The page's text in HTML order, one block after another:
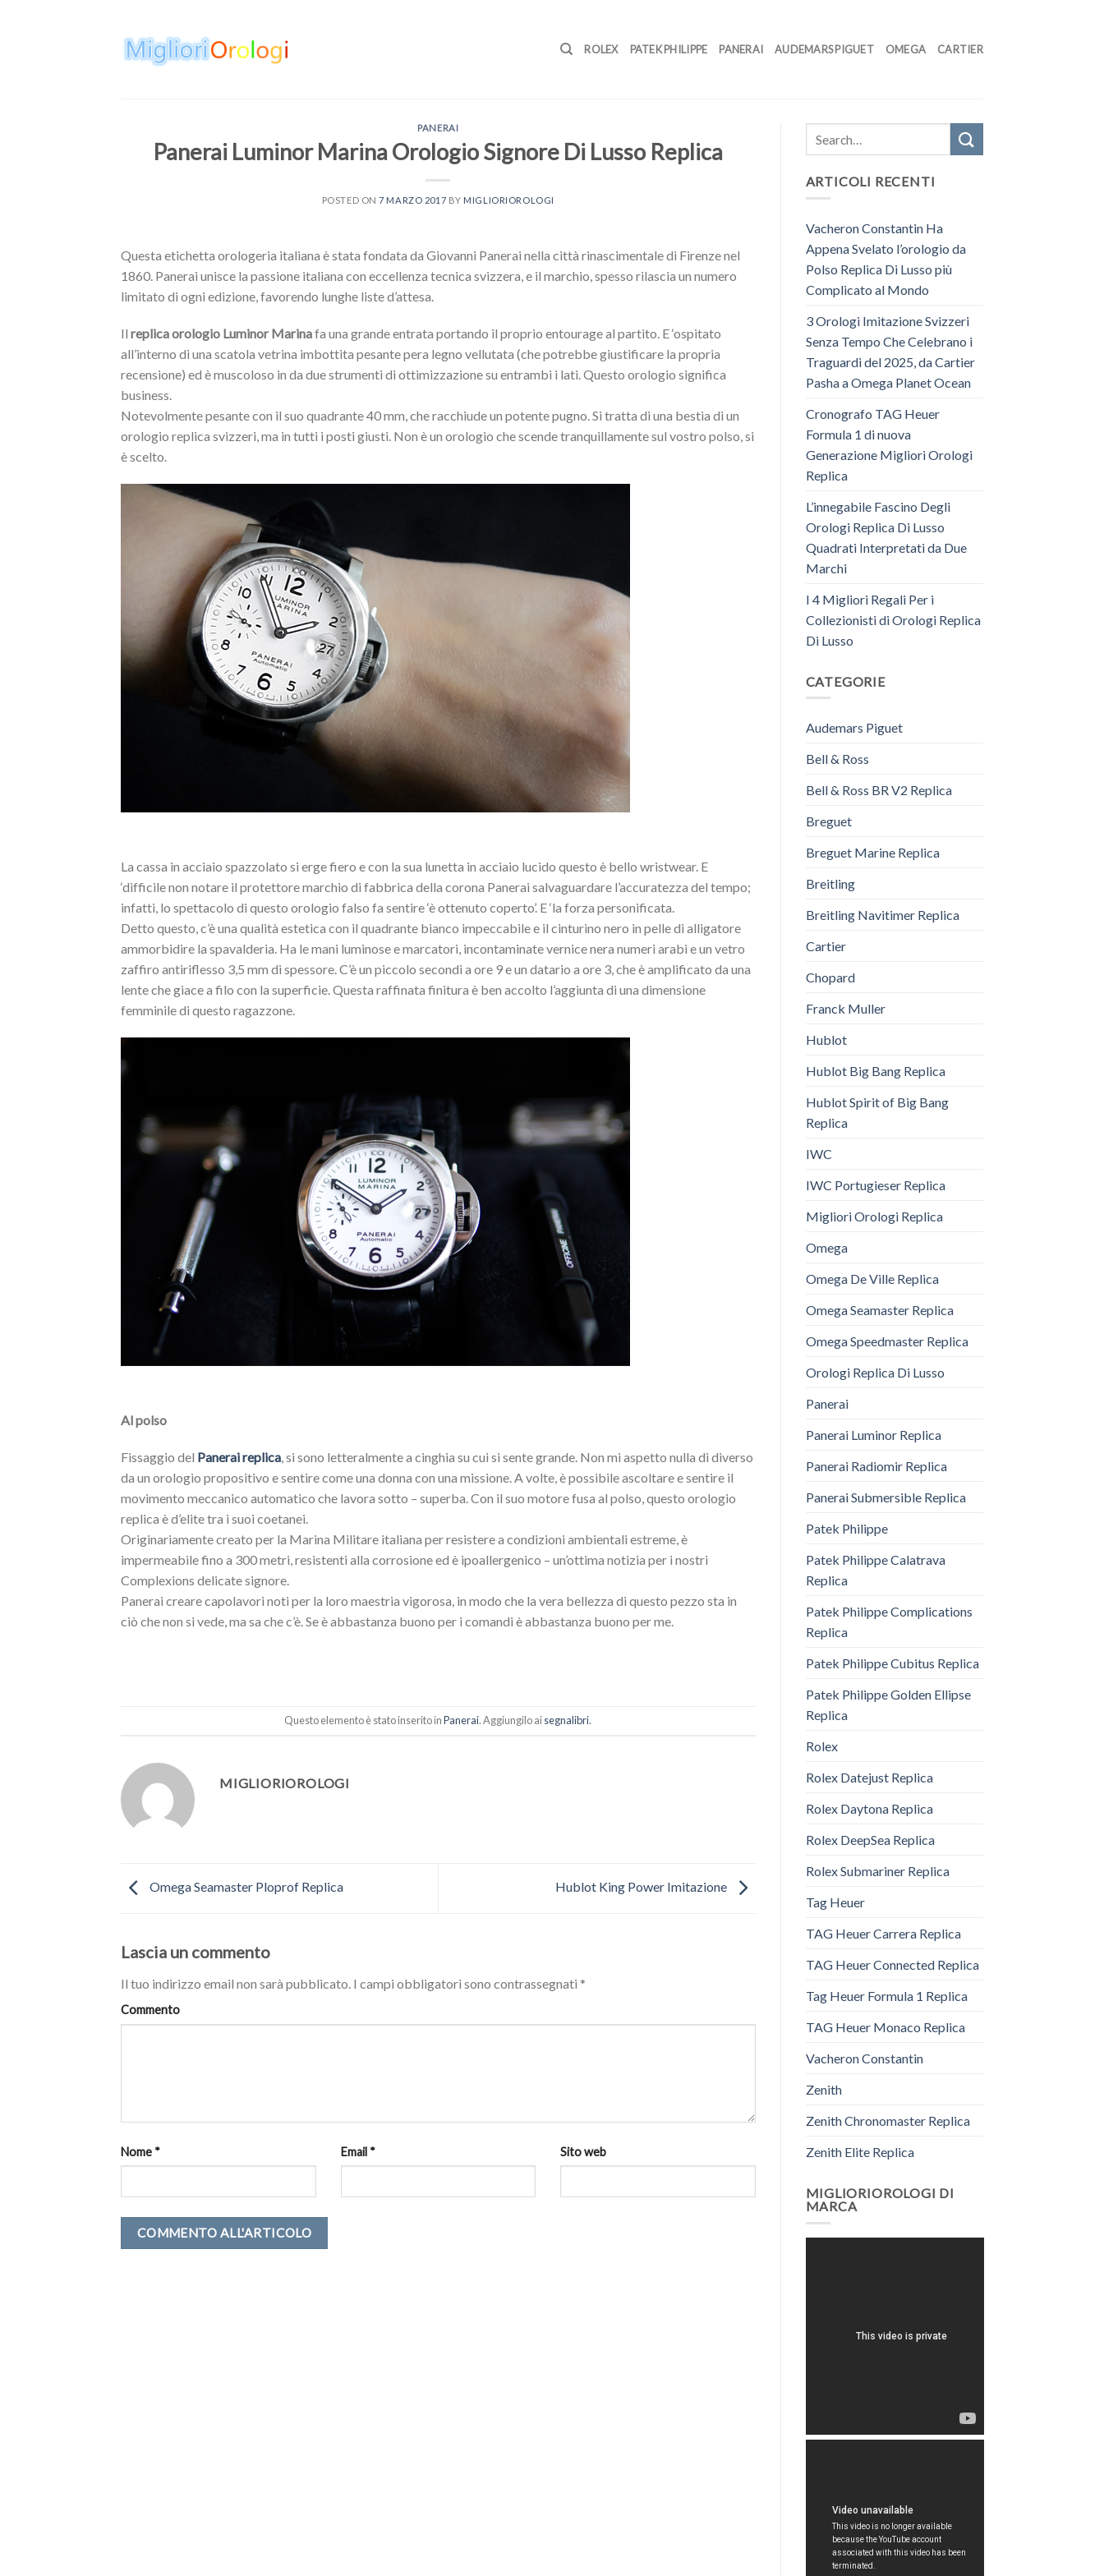
ROLEX PATEK PHILIPPE PANERAI AUDEMARS PIGUET OMEGA CARTIER
PANERAI
Panerai Luminor Marina Orologio Signore Di Lusso Replica
POSTED ON7 MARZO 2017 BY MIGLIORIOROLOGI
Questa etichetta orologeria italiana è stata fondata da Giovanni Panerai nella città rinascimentale di Firenze nel
1860. Panerai unisce la passione italiana con eccellenza tecnica svizzera, e il marchio, spesso rilascia un numero
limitato di ogni edizione, favorendo lunghe liste d’attesa.
Il replica orologio Luminor Marinafa una grande entrata portando il proprio entourage al partito. E ‘ospitato
all’interno di una scatola vetrina imbottita pesante pera legno vellutata (che potrebbe giustificare la propria
recensione) ed è muscoloso in da due strumenti di ottimizzazione su entrambi i lati. Questo orologio significa
business.
Notevolmente pesante con il suo quadrante 40 mm, che racchiude un potente pugno. Si tratta di una bestia di un
orologio replica svizzeri, ma in tutti i posti giusti. Non è un orologio che scende tranquillamente sul vostro polso, si
è scelto.
La cassa in acciaio spazzolato si erge fiero e con la sua lunetta in acciaio lucido questo è bello wristwear. E
‘difficile non notare il protettore marchio di fabbrica della corona Panerai salvaguardare l’accuratezza del tempo;
infatti, lo spettacolo di questo orologio falso fa sentire ‘è ottenuto coperto’. E ‘la forza personificata.
Detto questo, c’è una qualità estetica con il quadrante bianco impeccabile e il cinturino nero in pelle di alligatore
ammorbidire la spavalderia. Ha le mani luminose e marcatori, incontaminate vernice nera numeri arabi e un vetro
zaffiro antiriflesso 3,5 mm di spessore. C’è un piccolo secondi a ore 9 e un datario a ore 3, che è amplificato da una
lente che giace a filo con la superficie. Questa raffinata finitura è ben accolto l’aggiunta di una dimensione
femminile di questo ragazzone.
Al polso
Fissaggio del Panerai replica, si sono letteralmente a cinghia su cui si sente grande. Non mi aspetto nulla di diverso
da un orologio propositivo e sentire come una donna con una missione. A volte, è possibile ascoltare e sentire il
movimento meccanico automatico che lavora sotto – superba. Con il suo motore fusa al polso, questo orologio
replica è d’elite tra i suoi coetanei.
Originariamente creato per la Marina Militare italiana per resistere a condizioni ambientali estreme, è
impermeabile fino a 300 metri, resistenti alla corrosione ed è ipoallergenico – un’ottima notizia per i nostri
Complexions delicate signore.
Panerai creare capolavori noti per la loro maestria vigorosa, in modo che la vera bellezza di questo pezzo sta in
ciò che non si vede, ma sa che c’è. Se è abbastanza buono per i comandi è abbastanza buono per me.
Questo elemento è stato inserito inPanerai. Aggiungilo aisegnalibri.
MIGLIORIOROLOGI
Omega Seamaster Ploprof Replica Hublot King Power Imitazione
Lascia un commento
Il tuo indirizzo email non sarà pubblicato. I campi obbligatori sono contrassegnati *
Commento
Nome * Email * Sito web
ARTICOLI RECENTI
Vacheron Constantin Ha
Appena Svelato l’orologio da
Polso Replica Di Lusso più
Complicato al Mondo
3 Orologi Imitazione Svizzeri
Senza Tempo Che Celebrano i
Traguardi del 2025, da Cartier
Pasha a Omega Planet Ocean
Cronografo TAG Heuer
Formula 1 di nuova
Generazione Migliori Orologi
Replica
L’innegabile Fascino Degli
Orologi Replica Di Lusso
Quadrati Interpretati da Due
Marchi
I 4 Migliori Regali Per i
Collezionisti di Orologi Replica
Di Lusso
CATEGORIE
Audemars Piguet
Bell & Ross
Bell & Ross BR V2 Replica
Breguet
Breguet Marine Replica
Breitling
Breitling Navitimer Replica
Cartier
Chopard
Franck Muller
Hublot
Hublot Big Bang Replica
Hublot Spirit of Big Bang
Replica
IWC
IWC Portugieser Replica
Migliori Orologi Replica
Omega
Omega De Ville Replica
Omega Seamaster Replica
Omega Speedmaster Replica
Orologi Replica Di Lusso
Panerai
Panerai Luminor Replica
Panerai Radiomir Replica
Panerai Submersible Replica
Patek Philippe
Patek Philippe Calatrava
Replica
Patek Philippe Complications
Replica
Patek Philippe Cubitus Replica
Patek Philippe Golden Ellipse
Replica
Rolex
Rolex Datejust Replica
Rolex Daytona Replica
Rolex DeepSea Replica
Rolex Submariner Replica
Tag Heuer
TAG Heuer Carrera Replica
TAG Heuer Connected Replica
Tag Heuer Formula 1 Replica
TAG Heuer Monaco Replica
Vacheron Constantin
Zenith
Zenith Chronomaster Replica
Zenith Elite Replica
MIGLIORIOROLOGI DI
MARCA